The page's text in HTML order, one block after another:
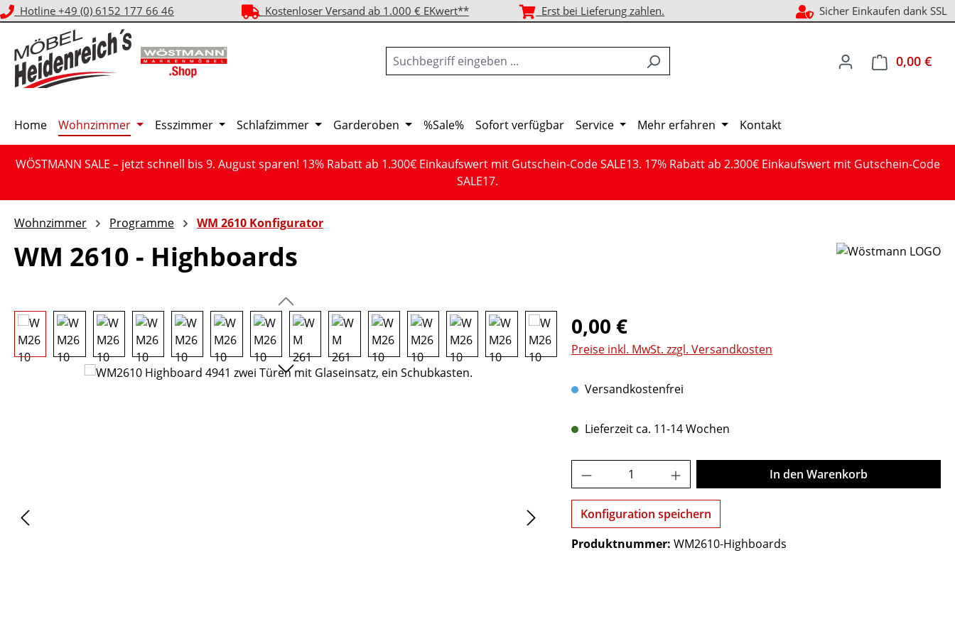
Hauptinhalt springen
Zur Suche springen
Zur Hauptnavigation springen
Hotline +49 (0) 6152 177 66 46 Kostenloser Versand ab 1.000 € EKwert** Erst bei Lieferung zahlen. Sicher Einkaufen dank SSL
0,00 €
Home Wohnzimmer Esszimmer Schlafzimmer Garderoben %Sale% Sofort verfügbar Service Mehr erfahren Kontakt
WÖSTMANN SALE – jetzt schnell bis 9. August sparen! 13% Rabatt ab 1.300€ Einkaufswert mit Gutschein-Code SALE13. 17% Rabatt ab 2.300€ Einkaufswert mit Gutschein-Code
SALE17.
Wohnzimmer Programme WM 2610 Konfigurator
WM 2610 - Highboards
Bildergalerie überspringen 0,00 €
Preise inkl. MwSt. zzgl. Versandkosten
Versandkostenfrei
Lieferzeit ca. 11-14 Wochen
Produkt Anzahl: Gib den gewünschten Wert
In den Warenkorb
Konfiguration speichern
Produktnummer: WM2610-Highboards